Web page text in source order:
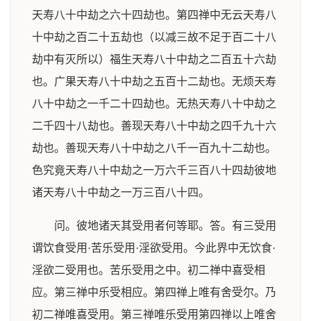
天寿八十中劫之六十四劫也。第四禅中无云天寿八
十中劫之百二十五劫也（以减三故不足于百二十八
劫中有灭所以）福生天寿八十中劫之二百五十六劫
也。广果天寿八十中劫之五百十二劫也。无烦天寿
八十中劫之一千二十四劫也。无热天寿八十中劫之
二千四十八劫也。善现天寿八十中劫之四千九十六
劫也。善现天寿八十中劫之八千一百九十二劫也。
色究竟天寿八十中劫之一万六千三百八十四劫彼地
诸天寿八十中劫之一万三百八十四。
问。彼地诸天其受用者何等耶。答。有三受用
谓饮食受用·苦乐受用·淫欲受用。今此界中无饮食·
淫欲二受用也。苦乐受用之中。初二禅中喜受相
应。第三禅中乐受相应。第四禅上唯有舍受尔。乃
初二禅唯喜受用。第三禅唯乐受用第四禅以上唯舍